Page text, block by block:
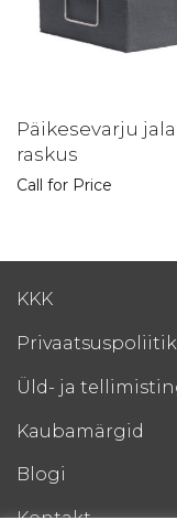
Päikesevarju jala
raskus
Call for Price
KKK
Üld- ja
Kaubamärgid
Blogi
Kontakt